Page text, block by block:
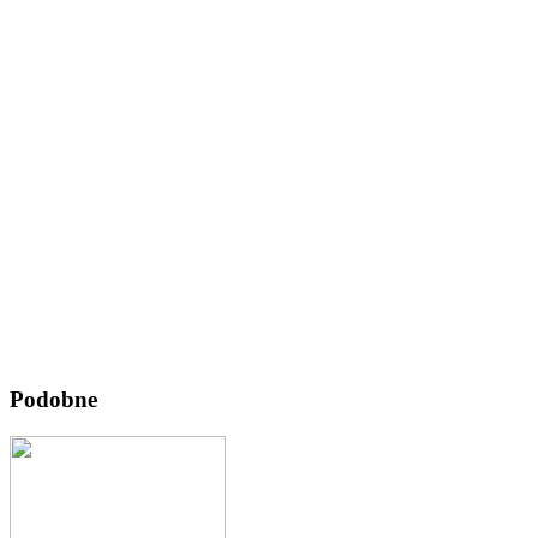
Podobne